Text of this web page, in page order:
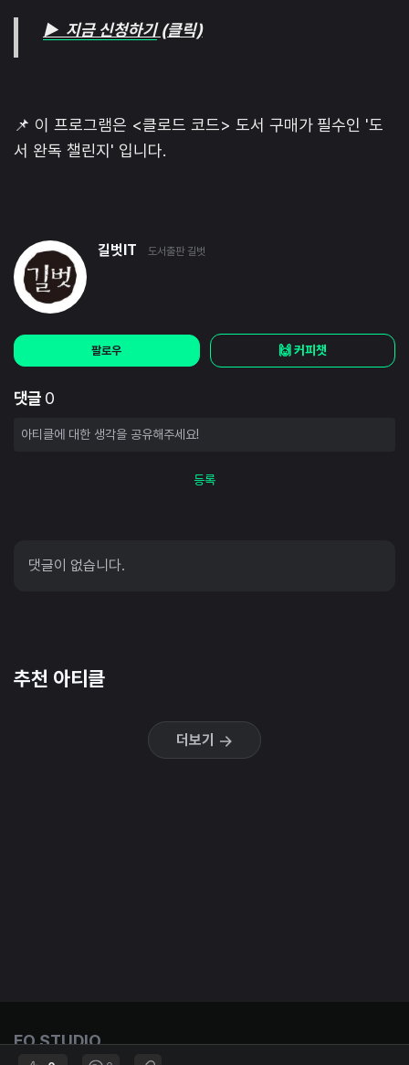
▶ 지금 신청하기(클릭)
📌 이 프로그램은 <클로드 코드> 도서 구매가 필수인 '도
서 완독 챌린지' 입니다.
길벗IT 도서출판 길벗
팔로우 🙌 커피챗
댓글 0
등록
댓글이 없습니다.
추천 아티클
더보기
EO STUDIO
Entrepreneurship & Opportunities